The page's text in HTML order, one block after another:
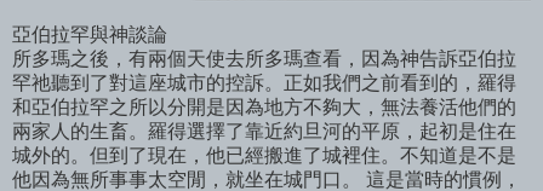
亞伯拉罕與神談論
所多瑪之後，有兩個天使去所多瑪查看，因為神告訴亞伯拉
罕祂聽到了對這座城市的控訴。正如我們之前看到的，羅得
和亞伯拉罕之所以分開是因為地方不夠大，無法養活他們的
兩家人的生畜。羅得選擇了靠近約旦河的平原，起初是住在
城外的。但到了現在，他已經搬進了城裡住。不知道是不是
他因為無所事事太空閒，就坐在城門口。 這是當時的慣例，